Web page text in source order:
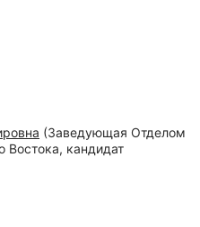
(Заведующая Отделом
Востока, кандидат